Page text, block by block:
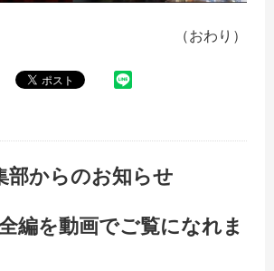
（おわり）
部からのお知らせ
編を動画でご覧になれま